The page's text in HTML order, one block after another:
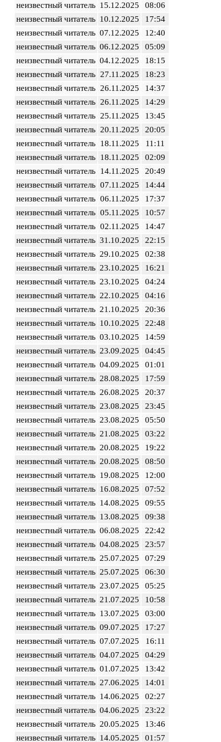
неизвестный читатель 15.12.2025
08:06
неизвестный читатель 10.12.2025
17:54
неизвестный читатель 07.12.2025
12:40
неизвестный читатель 06.12.2025
05:09
неизвестный читатель 04.12.2025
18:15
неизвестный читатель 27.11.2025
18:23
неизвестный читатель 26.11.2025
14:37
неизвестный читатель 26.11.2025
14:29
неизвестный читатель 25.11.2025
13:45
неизвестный читатель 20.11.2025
20:05
неизвестный читатель 18.11.2025
11:11
неизвестный читатель 18.11.2025
02:09
неизвестный читатель 14.11.2025
20:49
неизвестный читатель 07.11.2025
14:44
неизвестный читатель 06.11.2025
17:37
неизвестный читатель 05.11.2025
10:57
неизвестный читатель 02.11.2025
14:47
неизвестный читатель 31.10.2025
22:15
неизвестный читатель 29.10.2025
02:38
неизвестный читатель 23.10.2025
16:21
неизвестный читатель 23.10.2025
04:24
неизвестный читатель 22.10.2025
04:16
неизвестный читатель 21.10.2025
20:36
неизвестный читатель 10.10.2025
22:48
неизвестный читатель 03.10.2025
14:59
неизвестный читатель 23.09.2025
04:45
неизвестный читатель 04.09.2025
01:01
неизвестный читатель 28.08.2025
17:59
неизвестный читатель 26.08.2025
20:37
неизвестный читатель 23.08.2025
23:45
неизвестный читатель 23.08.2025
05:50
неизвестный читатель 21.08.2025
03:22
неизвестный читатель 20.08.2025
19:22
неизвестный читатель 20.08.2025
08:50
неизвестный читатель 19.08.2025
12:00
неизвестный читатель 16.08.2025
07:52
неизвестный читатель 14.08.2025
09:55
неизвестный читатель 13.08.2025
09:38
неизвестный читатель 06.08.2025
22:42
неизвестный читатель 04.08.2025
23:57
неизвестный читатель 25.07.2025
07:29
неизвестный читатель 25.07.2025
06:30
неизвестный читатель 23.07.2025
05:25
неизвестный читатель 21.07.2025
10:58
неизвестный читатель 13.07.2025
03:00
неизвестный читатель 09.07.2025
17:27
неизвестный читатель 07.07.2025
16:11
неизвестный читатель 04.07.2025
04:29
неизвестный читатель 01.07.2025
13:42
неизвестный читатель 27.06.2025
14:01
неизвестный читатель 14.06.2025
02:27
неизвестный читатель 04.06.2025
23:22
неизвестный читатель 20.05.2025
13:46
неизвестный читатель 14.05.2025 01:57